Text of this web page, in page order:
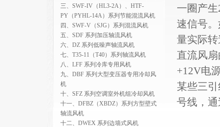
三、SWF-IV（HL3-2A）、HTF-
PY（PYHL-14A）系列节能混流风机
四、SWF-V（SJG）系列混流风机
五、SDF 系列加压轴流风机
六、DZ 系列低噪声轴流风机
七、T35-11（T40）系列轴流风机
八、LFF 系列冷库专用风机
九、DBF 系列大型变压器专用冷却风
机
十、SFZ 系列空调室外机组冷却风机
十一、DFBZ（XBDZ）系列方型壁式
轴流风机
十二、DWEX 系列边墙式风机
一圈产
速信号
量实际
直流风
+12V电
某些三
号线，